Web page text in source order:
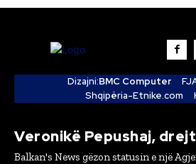
Dizajni:BMC Computer
Shqipëria-Etnike.com
Veronikë Pepushaj,
Balkan's News gëzon statusin e një